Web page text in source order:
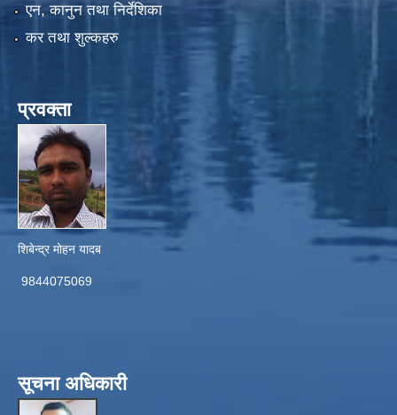
एन, कानुन तथा निर्देशिका
कर तथा शुल्कहरु
प्रवक्ता
शिबेन्द्र मोहन यादब
9844075069
सूचना अधिकारी